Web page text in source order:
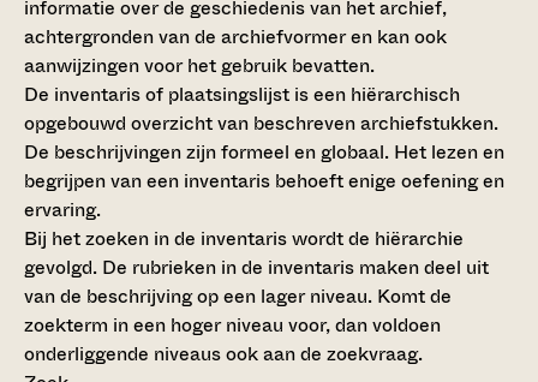
informatie over de geschiedenis van het archief,
achtergronden van de archiefvormer en kan ook
aanwijzingen voor het gebruik bevatten.
De inventaris of plaatsingslijst is een hiërarchisch
opgebouwd overzicht van beschreven archiefstukken.
De beschrijvingen zijn formeel en globaal. Het lezen en
begrijpen van een inventaris behoeft enige oefening en
ervaring.
Bij het zoeken in de inventaris wordt de hiërarchie
gevolgd. De rubrieken in de inventaris maken deel uit
van de beschrijving op een lager niveau. Komt de
zoekterm in een hoger niveau voor, dan voldoen
onderliggende niveaus ook aan de zoekvraag.